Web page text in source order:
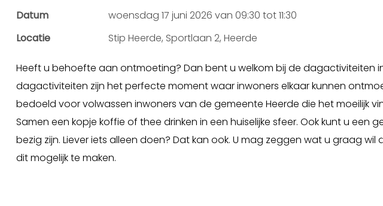
Datum
woensdag 17 juni 2026 van 09:30 tot 11:30
Locatie
Stip Heerde, Sportlaan 2, Heerde
Heeft u behoefte aan ontmoeting? Dan bent u welkom bij de dagactiviteiten in
dagactiviteiten zijn het perfecte moment waar inwoners elkaar kunnen
bedoeld voor volwassen inwoners van de gemeente Heerde die het moeilijk
Samen een kopje koffie of thee drinken in een huiselijke sfeer. Ook kunt u een
bezig zijn. Liever iets alleen doen? Dat kan ook. U mag zeggen wat u graag
dit mogelijk te maken.